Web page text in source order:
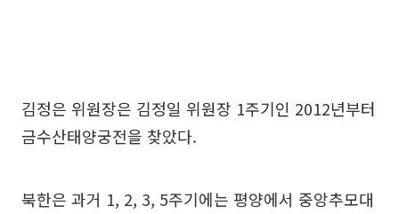
김정은 위원장은 김정일 위원장 1주기인 2012년부터
금수산태양궁전을 찾았다.
북한은 과거 1, 2, 3, 5주기에는 평양에서 중앙추모대